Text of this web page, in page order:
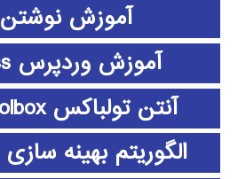
آموزش نوشتن
آموزش وردپرس wordpress
آنتن تولباکس antenna toolbox
الگوریتم بهینه